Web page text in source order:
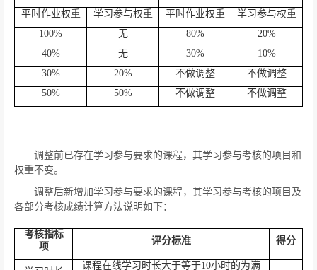
平时作业权重
学习参与权重 平时作业权重
学习参与权重
100%
无 80%
20%
40%
无 30%
10%
30%
20% 不做调整
不做调整
50%
50% 不做调整 不做调整
调整前已存在学习参与要求的课程，其学习参与考核的项目和
权重不变。
调整后新增加学习参与要求的课程，其学习参与考核的项目及
各部分考核成绩计算方法说明如下：
考核指标
项
评分标准 得分
课程在线学习时长大于等于10小时的为满